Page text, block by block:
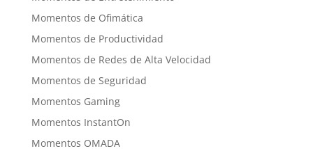
Momentos de Ofimática
Momentos de Productividad
Momentos de Redes de Alta Velocidad
Momentos de Seguridad
Momentos Gaming
Momentos InstantOn
Momentos OMADA